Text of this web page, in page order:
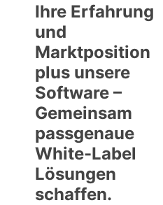
Ihre Erfahrung
und
Marktposition
plus unsere
Software –
Gemeinsam
passgenaue
White-Label
Lösungen
schaffen.